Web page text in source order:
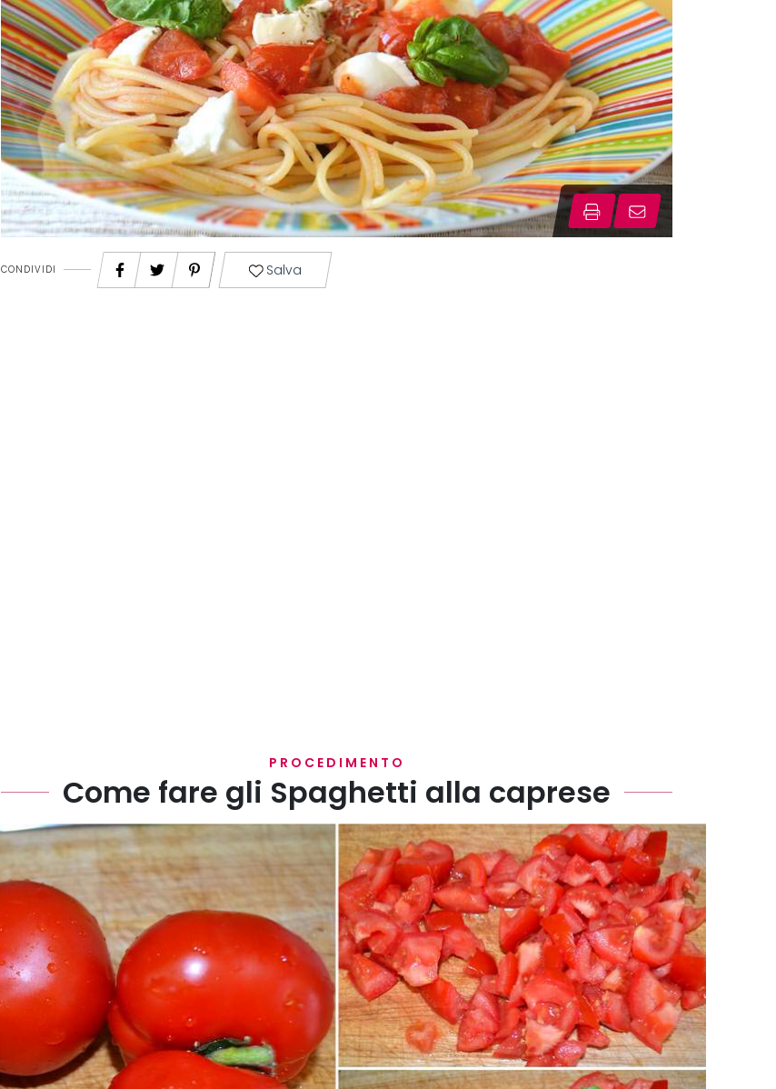
CONDIVIDI Salva
PROCEDIMENTO
Come fare gli Spaghetti alla caprese
Lavate e tagliate i pomodori a pezzettoni. Fate lo stesso con le foglie di basilico.